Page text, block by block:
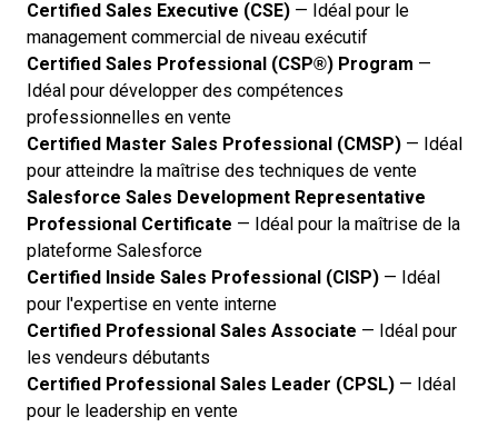
Certified Sales Executive (CSE) — Idéal pour le
management commercial de niveau exécutif
Certified Sales Professional (CSP®) Program —
Idéal pour développer des compétences
professionnelles en vente
Certified Master Sales Professional (CMSP) — Idéal
pour atteindre la maîtrise des techniques de vente
Salesforce Sales Development Representative
Professional Certificate — Idéal pour la maîtrise de la
plateforme Salesforce
Certified Inside Sales Professional (CISP) — Idéal
pour l'expertise en vente interne
Certified Professional Sales Associate — Idéal pour
les vendeurs débutants
Certified Professional Sales Leader (CPSL) — Idéal
pour le leadership en vente